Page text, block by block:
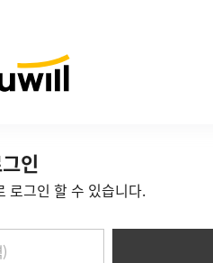
인
로그인 할 수 있습니다.